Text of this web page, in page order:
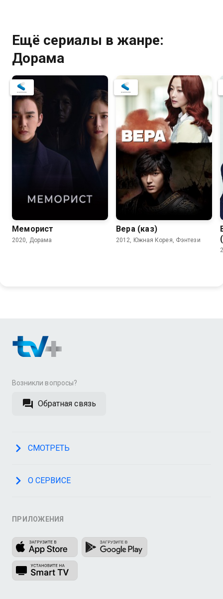
Ещё сериалы в жанре:
Дорама
7.6 7.7
Меморист
2020, Дорама
Вера (каз)
2012, Южная Корея, Фэнтези
Возникли вопросы?
Обратная связь
СМОТРЕТЬ
О СЕРВИСЕ
ПРИЛОЖЕНИЯ